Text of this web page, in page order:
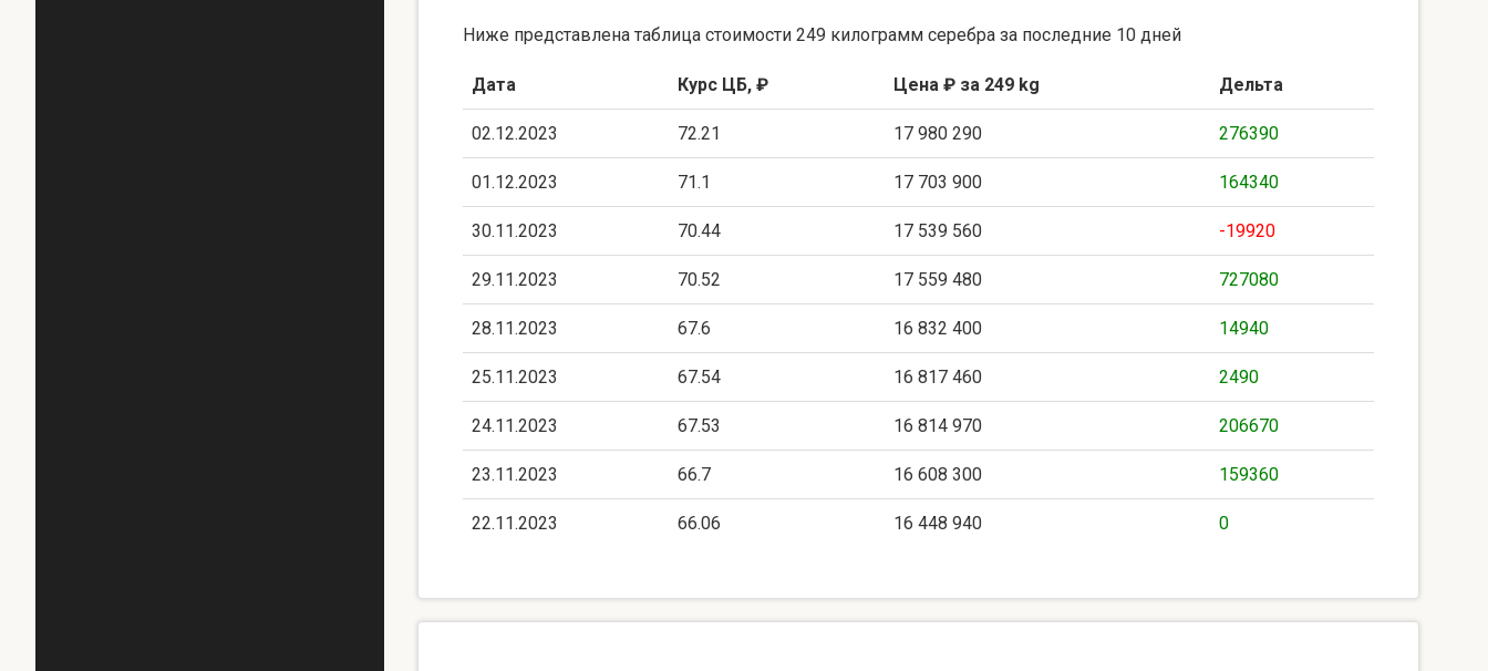
Ниже представлена таблица стоимости 249 килограмм серебра за последние 10 дней
Дата Курс ЦБ, ₽ Цена ₽ за 249 kg Дельта
02.12.2023 72.21 17 980 290 276390
01.12.2023 71.1 17 703 900 164340
30.11.2023 70.44 17 539 560 -19920
29.11.2023 70.52 17 559 480 727080
28.11.2023 67.6 16 832 400 14940
25.11.2023 67.54 16 817 460 2490
24.11.2023 67.53 16 814 970 206670
23.11.2023 66.7 16 608 300 159360
22.11.2023 66.06 16 448 940 0